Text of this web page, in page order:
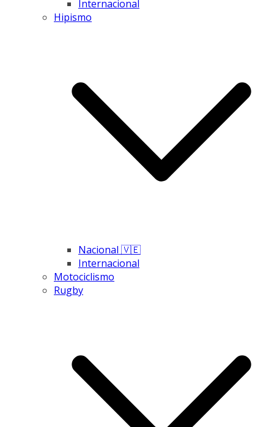
Internacional
Hipismo
Nacional 🇻🇪
Internacional
Motociclismo
Rugby